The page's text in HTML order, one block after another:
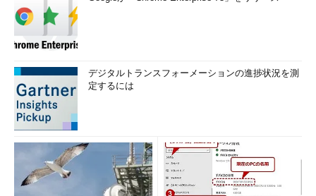
デジタルトランスフォーメーションの進捗状況を測
定するには